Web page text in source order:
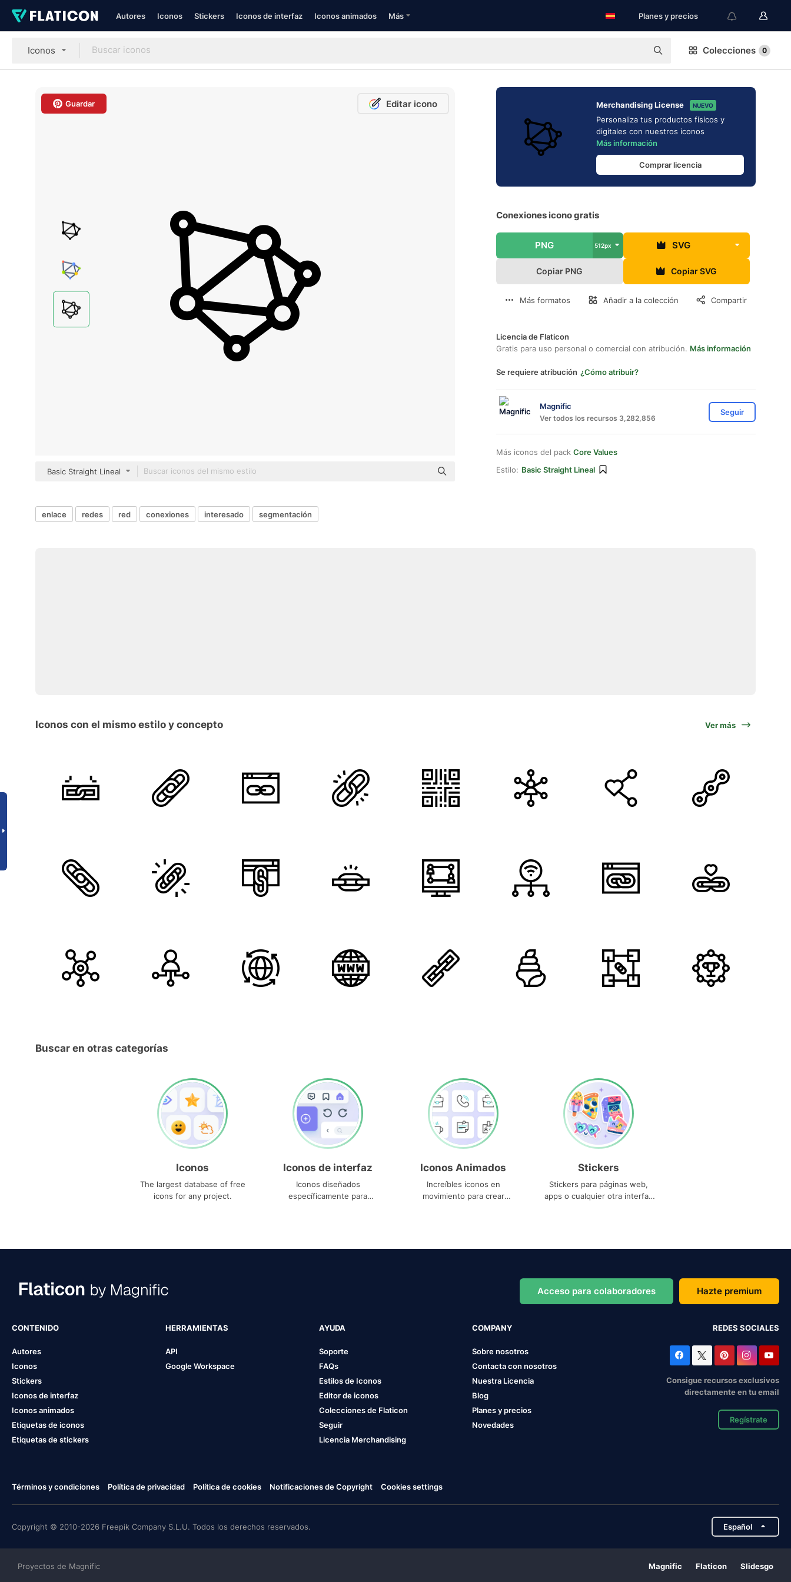
Autores Iconos Stickers Iconos de interfaz Iconos animados Más Planes y precios
Iconos Colecciones 0
Guardar Editar icono
Basic Straight Lineal
Merchandising License NUEVO
Personaliza tus productos físicos y
digitales con nuestros iconos
Más información
Comprar licencia
Conexiones icono gratis
PNG 512px SVG
Copiar PNG Copiar SVG
Más formatos Añadir a la colección Compartir
Licencia de Flaticon
Gratis para uso personal o comercial con atribución. Más información
Se requiere atribución ¿Cómo atribuir?
Magnific
Ver todos los recursos 3,282,856
Seguir
Más iconos del pack Core Values
Estilo: Basic Straight Lineal
enlace redes red conexiones interesado segmentación
Iconos con el mismo estilo y concepto Ver más
Buscar en otras categorías
Iconos
The largest database of free
icons for any project.
Iconos de interfaz
Iconos diseñados
específicamente para
Iconos Animados
Increíbles iconos en
movimiento para crear
Stickers
Stickers para páginas web,
apps o cualquier otra interfaz
Acceso para colaboradores Hazte premium
CONTENIDO
Autores
Iconos
Stickers
Iconos de interfaz
Iconos animados
Etiquetas de iconos
Etiquetas de stickers
HERRAMIENTAS
API
Google Workspace
AYUDA
Soporte
FAQs
Estilos de Iconos
Editor de iconos
Colecciones de Flaticon
Seguir
Licencia Merchandising
COMPANY
Sobre nosotros
Contacta con nosotros
Nuestra Licencia
Blog
Planes y precios
Novedades
REDES SOCIALES
Consigue recursos exclusivos
directamente en tu email
Regístrate
Términos y condiciones Política de privacidad Política de cookies Notificaciones de Copyright Cookies settings
Copyright © 2010-2026 Freepik Company S.L.U. Todos los derechos reservados. Español
Proyectos de Magnific Magnific Flaticon Slidesgo